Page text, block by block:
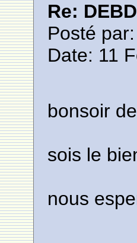
Re:
Posté par:
Date: 11
bonsoir
sois le
nous